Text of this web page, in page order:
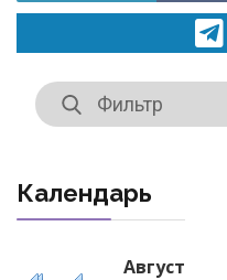
Календарь
Август